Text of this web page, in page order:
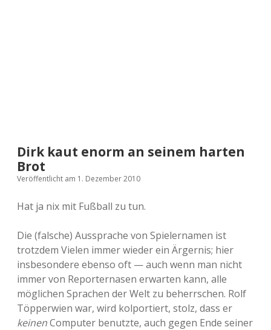
Dirk kaut enorm an seinem harten
Brot
Veröffentlicht am 1. Dezember 2010
Hat ja nix mit Fußball zu tun.
Die (falsche) Aussprache von Spielernamen ist
trotzdem Vielen immer wieder ein Ärgernis; hier
insbesondere ebenso oft — auch wenn man nicht
immer von Reporternasen erwarten kann, alle
möglichen Sprachen der Welt zu beherrschen. Rolf
Töpperwien war, wird kolportiert, stolz, dass er
keinenComputer benutzte, auch gegen Ende seiner